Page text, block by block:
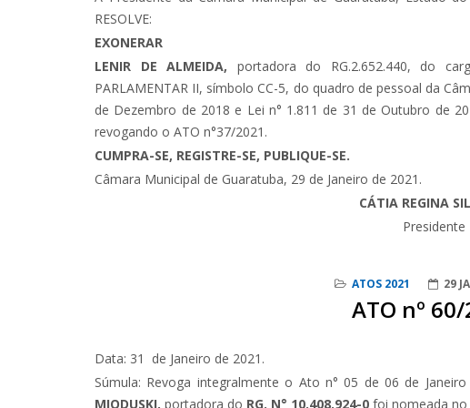
RESOLVE:
EXONERAR
LENIR DE ALMEIDA, portadora do RG.2.652.440, do
PARLAMENTAR II, símbolo CC-5, do quadro de pessoal da
de Dezembro de 2018 e Lei n° 1.811 de 31 de Outubro de
revogando o ATO n°37/2021.
CUMPRA-SE, REGISTRE-SE, PUBLIQUE-SE.
Câmara Municipal de Guaratuba, 29 de Janeiro de 2021.
CÁTIA REGINA
Presidente
ATOS 2021 29
ATO nº 60/
Data: 31 de Janeiro de 2021.
Súmula: Revoga integralmente o Ato n° 05 de 06 de
MIODUSKI, portadora do RG. N° 10.408.924-0 foi nomeada no